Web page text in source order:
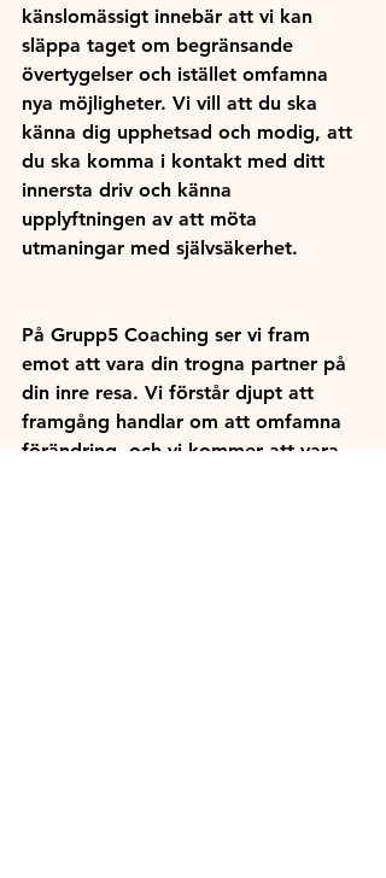
känslomässigt innebär att vi kan
släppa taget om begränsande
övertygelser och istället omfamna
nya möjligheter. Vi vill att du ska
känna dig upphetsad och modig, att
du ska komma i kontakt med ditt
innersta driv och känna
upplyftningen av att möta
utmaningar med självsäkerhet.
På Grupp5 Coaching ser vi fram
emot att vara din trogna partner på
din inre resa. Vi förstår djupt att
framgång handlar om att omfamna
förändring, och vi kommer att vara